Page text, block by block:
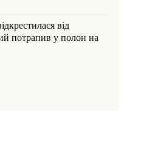
від
потрапив у полон на